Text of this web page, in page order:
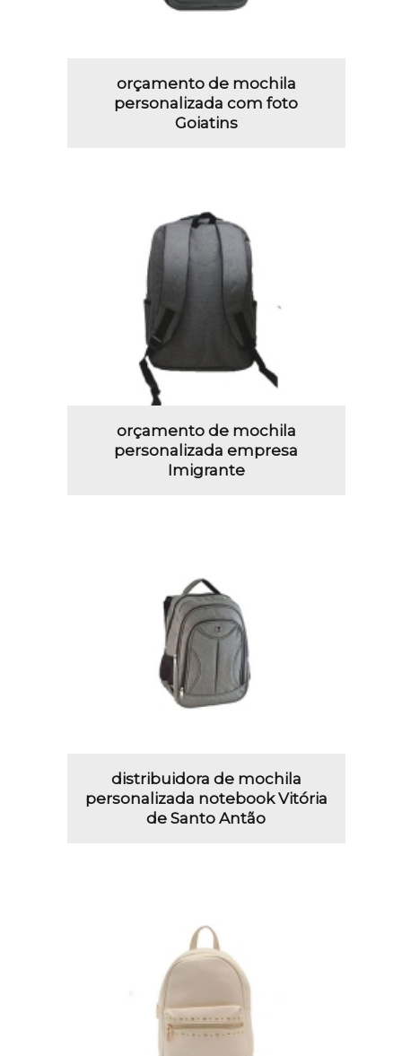
orçamento de mochila
personalizada com foto
Goiatins
orçamento de mochila
personalizada empresa
Imigrante
distribuidora de mochila
personalizada notebook Vitória
de Santo Antão